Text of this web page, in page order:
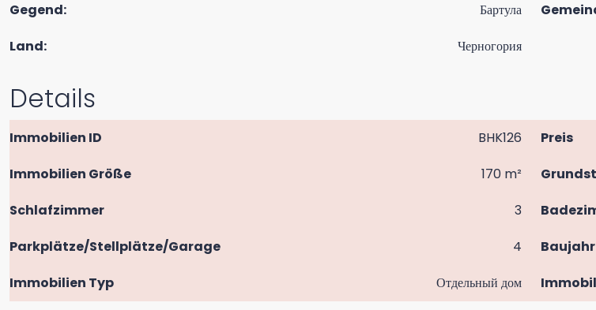
Gegend: Бартула
Land:
Черногория
Details
Immobilien ID
BHK126 Preis
Immobilien Größe
170 m²
Schlafzimmer
3
Parkplätze/Stellplätze/Garage
4 Baujahr
Immobilien Typ
Отдельный дом